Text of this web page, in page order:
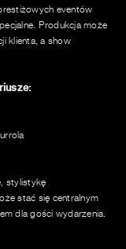
eventów
Produkcja może
klienta, a show
stylistykę
stać się centralnym
dla gości wydarzenia.